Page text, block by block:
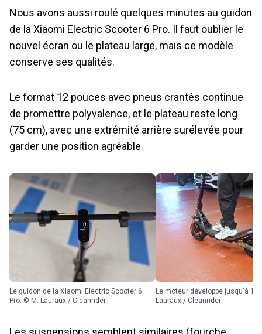
Nous avons aussi roulé quelques minutes au guidon
de la Xiaomi Electric Scooter 6 Pro. Il faut oublier le
nouvel écran ou le plateau large, mais ce modèle
conserve ses qualités.
Le format 12 pouces avec pneus crantés continue
de promettre polyvalence, et le plateau reste long
(75 cm), avec une extrémité arrière surélevée pour
garder une position agréable.
Le guidon de la Xiaomi Electric Scooter 6
Pro. © M. Lauraux / Cleanrider
Le moteur développe jusqu'à 1 000 W. © M.
Lauraux / Cleanrider
Les suspensions semblent similaires (fourche